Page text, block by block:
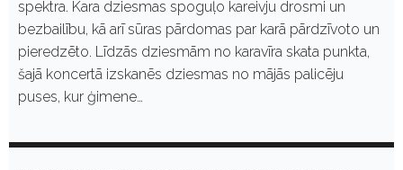
spektra. Kara dziesmas spoguļo kareivju drosmi un
bezbailību, kā arī sūras pārdomas par karā pārdzīvoto un
pieredzēto. Līdzās dziesmām no karavīra skata punkta,
šajā koncertā izskanēs dziesmas no mājās palicēju
puses, kur ģimene…